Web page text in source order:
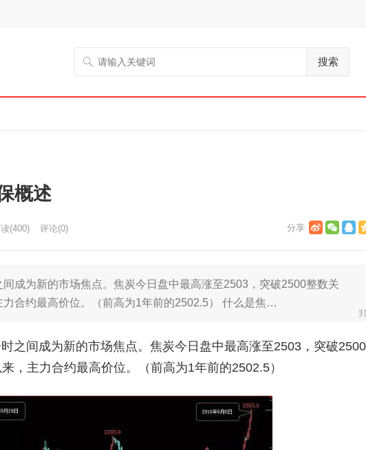
搜索
概述
(400) 评论(0)
成为新的市场焦点。焦炭今日盘中最高涨至2503，突破2500整数关
合约最高价位。（前高为1年前的2502.5） 什么是焦…
之间成为新的市场焦点。焦炭今日盘中最高涨至2503，突破2500
，主力合约最高价位。（前高为1年前的2502.5）